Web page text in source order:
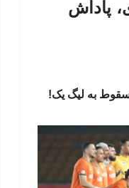
پاداش
سقوط به لیگ یک!